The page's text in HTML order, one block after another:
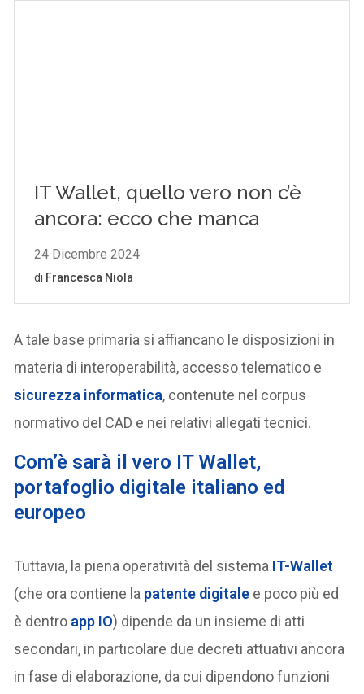
A tale base primaria si affiancano le disposizioni in
materia di interoperabilità, accesso telematico e
sicurezza informatica, contenute nel corpus
normativo del CAD e nei relativi allegati tecnici.
Com’è sarà il vero IT Wallet,
portafoglio digitale italiano ed
europeo
Tuttavia, la piena operatività del sistema IT-Wallet
(che ora contiene la patente digitale e poco più ed
è dentro app IO) dipende da un insieme di atti
secondari, in particolare due decreti attuativi ancora
in fase di elaborazione, da cui dipendono funzioni